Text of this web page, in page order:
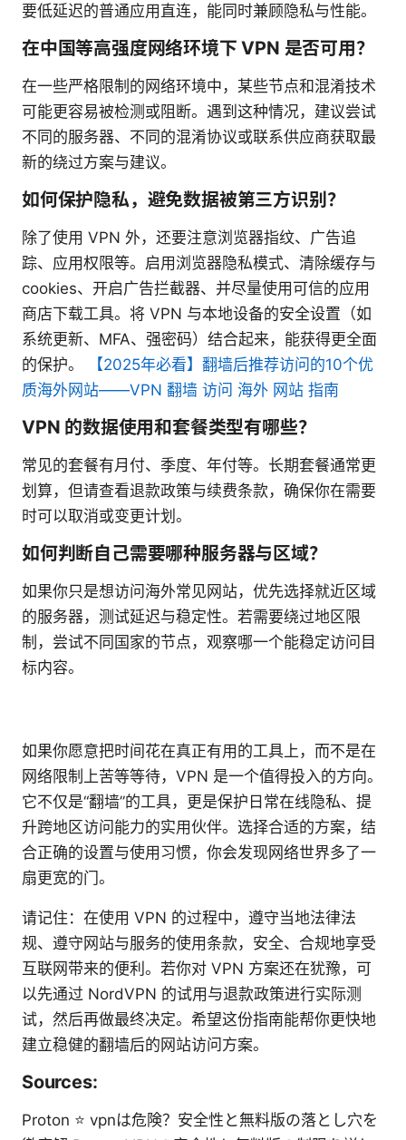
要低延迟的普通应用直连，能同时兼顾隐私与性能。
在中国等高强度网络环境下 VPN 是否可用？
在一些严格限制的网络环境中，某些节点和混淆技术
可能更容易被检测或阻断。遇到这种情况，建议尝试
不同的服务器、不同的混淆协议或联系供应商获取最
新的绕过方案与建议。
如何保护隐私，避免数据被第三方识别？
除了使用 VPN 外，还要注意浏览器指纹、广告追
踪、应用权限等。启用浏览器隐私模式、清除缓存与
cookies、开启广告拦截器、并尽量使用可信的应用
商店下载工具。将 VPN 与本地设备的安全设置（如
系统更新、MFA、强密码）结合起来，能获得更全面
的保护。
【2025年必看】翻墙后推荐访问的10个优
质海外网站——VPN 翻墙 访问 海外 网站 指南
VPN 的数据使用和套餐类型有哪些？
常见的套餐有月付、季度、年付等。长期套餐通常更
划算，但请查看退款政策与续费条款，确保你在需要
时可以取消或变更计划。
如何判断自己需要哪种服务器与区域？
如果你只是想访问海外常见网站，优先选择就近区域
的服务器，测试延迟与稳定性。若需要绕过地区限
制，尝试不同国家的节点，观察哪一个能稳定访问目
标内容。
如果你愿意把时间花在真正有用的工具上，而不是在
网络限制上苦等等待，VPN 是一个值得投入的方向。
它不仅是“翻墙”的工具，更是保护日常在线隐私、提
升跨地区访问能力的实用伙伴。选择合适的方案，结
合正确的设置与使用习惯，你会发现网络世界多了一
扇更宽的门。
请记住：在使用 VPN 的过程中，遵守当地法律法
规、遵守网站与服务的使用条款，安全、合规地享受
互联网带来的便利。若你对 VPN 方案还在犹豫，可
以先通过 NordVPN 的试用与退款政策进行实际测
试，然后再做最终决定。希望这份指南能帮你更快地
建立稳健的翻墙后的网站访问方案。
Sources:
Proton ⭐ vpnは危険？安全性と無料版の落とし穴を